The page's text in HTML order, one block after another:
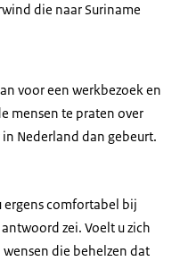
die naar Suriname
voor een werkbezoek en
mensen te praten over
Nederland dan gebeurt.
ergens comfortabel bij
zei. Voelt u zich
die behelzen dat